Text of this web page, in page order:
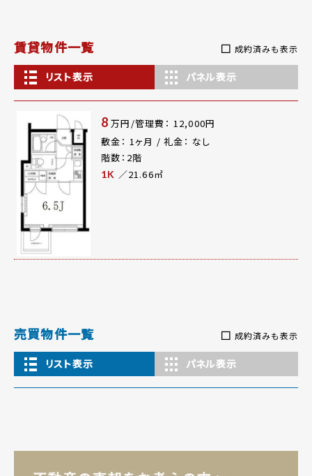
賃貸物件一覧 成約済みも表示
リスト表示 パネル表示
8 万円/管理費： 12,000円
敷金： 1ヶ月 / 礼金： なし
階数：2階
1K ／21.66㎡
売買物件一覧 成約済みも表示
リスト表示 パネル表示